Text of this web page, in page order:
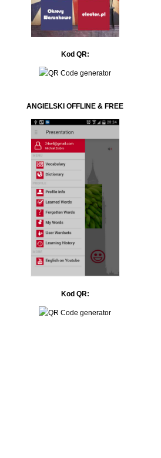
Kod QR:
ANGIELSKI OFFLINE & FREE
Kod QR: